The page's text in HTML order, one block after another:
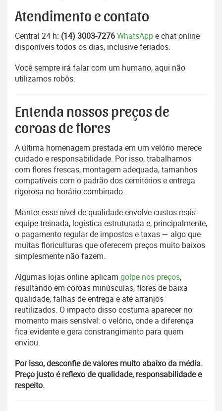
Atendimento e contato
Central 24 h: (14) 3003-7276WhatsAppe chat online
disponíveis todos os dias, inclusive feriados.
Você sempre irá falar com um humano, aqui não
utilizamos robôs.
Entenda nossos preços de
coroas de flores
A última homenagem prestada em um velório merece
cuidado e responsabilidade. Por isso, trabalhamos
com flores frescas, montagem adequada, tamanhos
compatíveis com o padrão dos cemitérios e entrega
rigorosa no horário combinado.
Manter esse nível de qualidade envolve custos reais:
equipe treinada, logística estruturada e, principalmente,
o pagamento regular de impostos e taxas — algo que
muitas floriculturas que oferecem preços muito baixos
simplesmente não fazem.
Algumas lojas online aplicam golpe nos preços,
resultando em coroas minúsculas, flores de baixa
qualidade, falhas de entrega e até arranjos
reutilizados. O impacto disso costuma aparecer no
momento mais sensível: o velório, onde a diferença
fica evidente e gera constrangimento para quem
enviou.
Por isso, desconfie de valores muito abaixo da média.
Preço justo é reflexo de qualidade, responsabilidade e
respeito.